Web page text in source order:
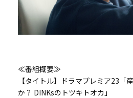
≪番組概要≫
【タイトル】ドラマプレミア23「
か？ DINKsのトツキトオカ」